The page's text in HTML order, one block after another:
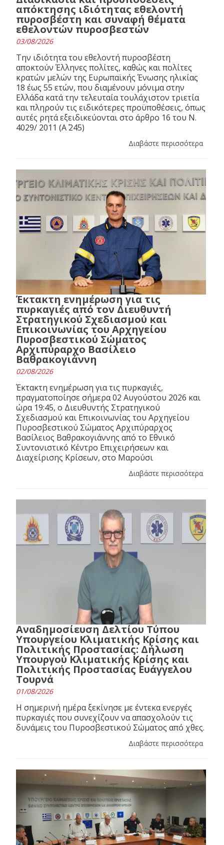
απόκτησης ιδιότητας εθελοντή
πυροσβέστη και συναφή θέματα
εθελοντών πυροσβεστών
03/08/2026
Την ιδιότητα του εθελοντή πυροσβέστη
αποκτούν Έλληνες πολίτες, καθώς και πολίτες
κρατών μελών της Ευρωπαϊκής Ένωσης ηλικίας
18 έως 55 ετών, που διαμένουν μόνιμα στην
Ελλάδα κατά την τελευταία τουλάχιστον τριετία
και πληρούν τις ειδικότερες προϋποθέσεις, όπως
αυτές ρητά εξειδικεύονται στο άρθρο 16 του N.
4029/ 2011 (Α΄ 245)
Διαβάστε περισσότερα
Έκτακτη ενημέρωση για τις
πυρκαγιές από τον Διευθυντή
Στρατηγικού Σχεδιασμού και
Επικοινωνίας του Αρχηγείου
Πυροσβεστικού Σώματος
Αρχιπύραρχο Βασίλειο
Βαθρακογιάννη
02/08/2026
Έκτακτη ενημέρωση για τις πυρκαγιές,
πραγματοποίησε σήμερα 02 Αυγούστου 2026 και
ώρα 19:45, ο Διευθυντής Στρατηγικού
Σχεδιασμού και Επικοινωνίας του Αρχηγείου
Πυροσβεστικού Σώματος Αρχιπύραρχος
Βασίλειος Βαθρακογιάννης από το Εθνικό
Συντονιστικό Κέντρο Επιχειρήσεων και
Διαχείρισης Κρίσεων, στο Μαρούσι
Διαβάστε περισσότερα
Αναδημοσίευση Δελτίου Τύπου
Υπουργείου Κλιματικής Κρίσης και
Πολιτικής Προστασίας: Δήλωση
Υπουργού Κλιματικής Κρίσης και
Πολιτικής Προστασίας Ευάγγελου
Τουρνά
01/08/2026
Η σημερινή ημέρα ξεκίνησε με έντεκα ενεργές
πυρκαγιές που συνεχίζουν να απασχολούν τις
δυνάμεις του Πυροσβεστικού Σώματος από χθες.
Διαβάστε περισσότερα